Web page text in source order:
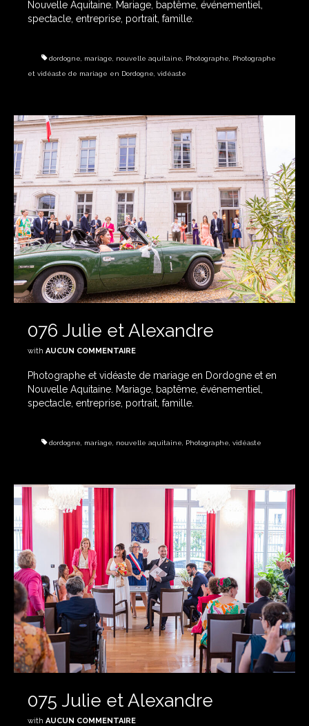
Nouvelle Aquitaine. Mariage, baptême, événementiel,
spectacle, entreprise, portrait, famille.
dordogne mariage nouvelle aquitaine Photographe
Photographe
et vidéaste de mariage en Dordogne vidéaste
076 Julie et Alexandre
with AUCUN COMMENTAIRE
Photographe et vidéaste de mariage en Dordogne et en
Nouvelle Aquitaine. Mariage, baptême, événementiel,
spectacle, entreprise, portrait, famille.
dordogne mariage nouvelle aquitaine Photographe vidéaste
075 Julie et Alexandre
with AUCUN COMMENTAIRE